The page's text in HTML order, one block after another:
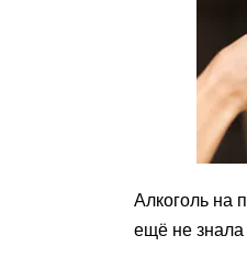
Алкоголь на
ещё не